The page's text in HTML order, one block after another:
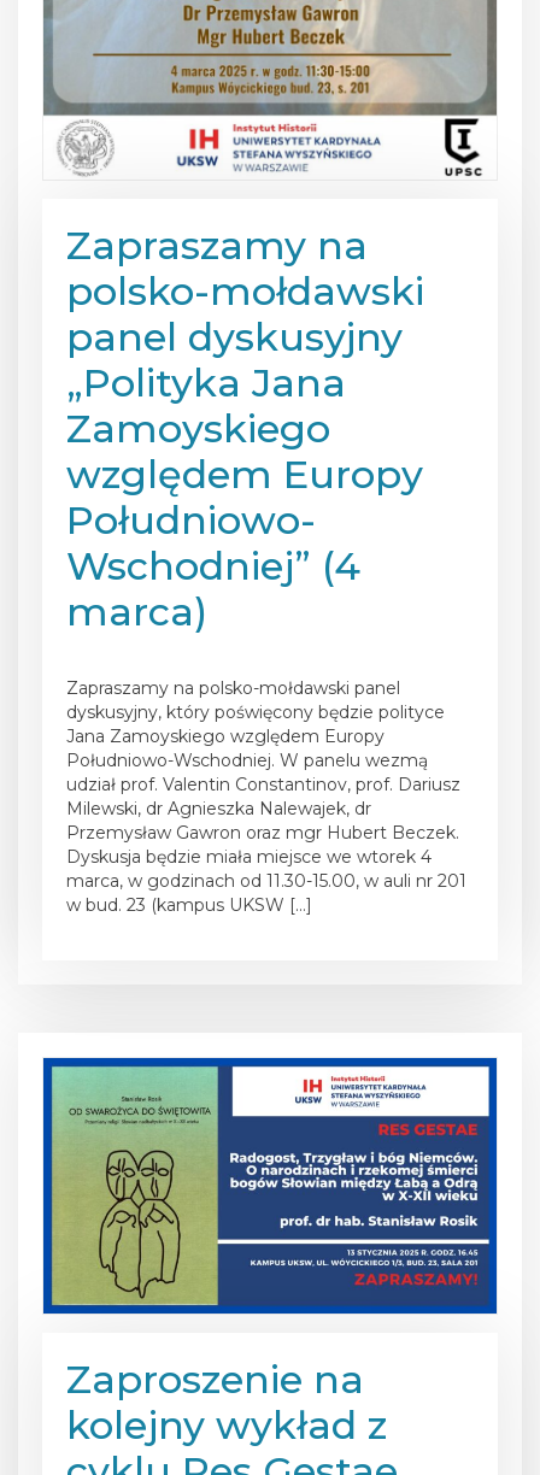
Zapraszamy na
polsko-mołdawski
panel dyskusyjny
„Polityka Jana
Zamoyskiego
względem Europy
Południowo-
Wschodniej” (4
marca)
Zapraszamy na polsko-mołdawski panel
dyskusyjny, który poświęcony będzie polityce
Jana Zamoyskiego względem Europy
Południowo-Wschodniej. W panelu wezmą
udział prof. Valentin Constantinov, prof. Dariusz
Milewski, dr Agnieszka Nalewajek, dr
Przemysław Gawron oraz mgr Hubert Beczek.
Dyskusja będzie miała miejsce we wtorek 4
marca, w godzinach od 11.30-15.00, w auli nr 201
w bud. 23 (kampus UKSW […]
Zaproszenie na
kolejny wykład z